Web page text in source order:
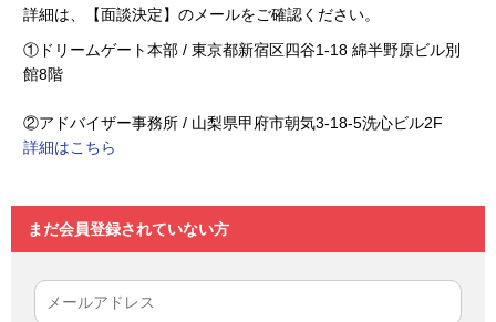
詳細は、【面談決定】のメールをご確認ください。
①ドリームゲート本部 / 東京都新宿区四谷1-18 綿半野原ビル別
館8階
②アドバイザー事務所 / 山梨県甲府市朝気3-18-5洗心ビル2F
詳細はこちら
まだ会員登録されていない方